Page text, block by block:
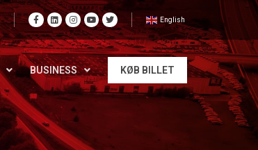
English
BUSINESS KØB BILLET